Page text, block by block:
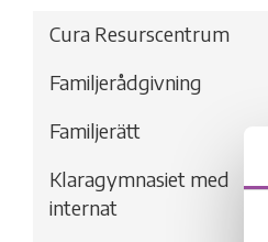
Cura Resurscentrum
Familjerådgivning
Familjerätt
Klaragymnasiet med
internat